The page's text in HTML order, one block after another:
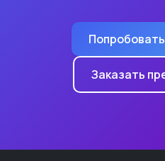
Заказать